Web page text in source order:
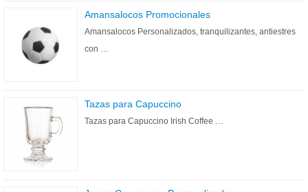
Amansalocos Promocionales
Amansalocos Personalizados, tranquilizantes, antiestres
con …
Tazas para Capuccino
Tazas para Capuccino Irish Coffee …